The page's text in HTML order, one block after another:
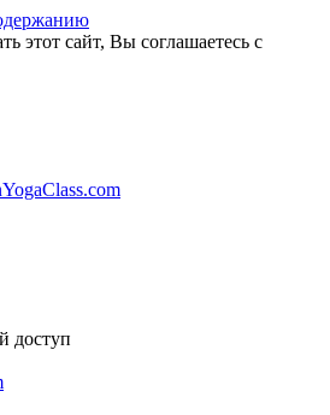
этот сайт, Вы соглашаетесь с
доступ